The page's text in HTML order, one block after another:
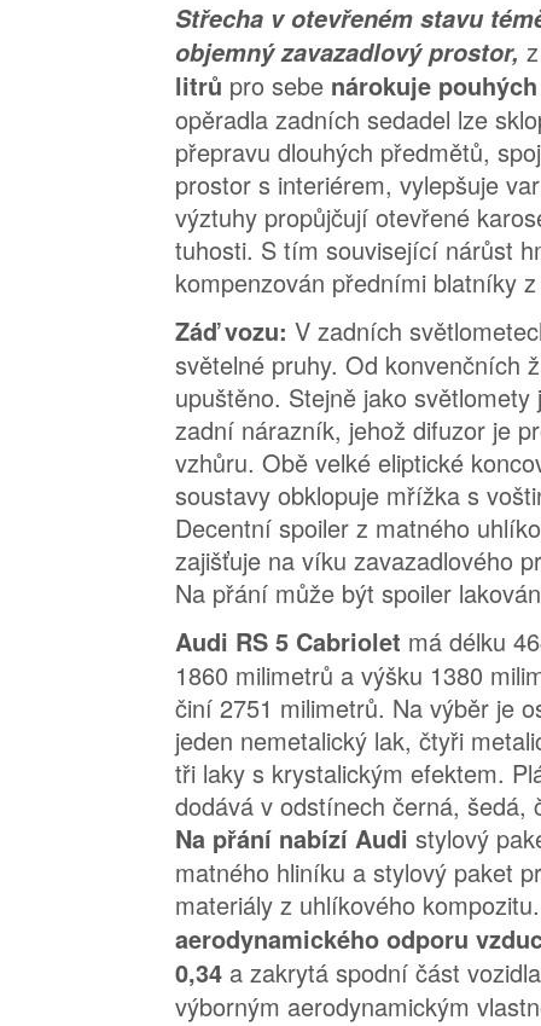
Střecha v otevřeném stavu
objemný zavazadlový prostor,
litrů pro sebe nárokuje
opěradla zadních sedadel lze
přepravu dlouhých předmětů,
prostor s interiérem, vylepšuje
výztuhy propůjčují otevřené
tuhosti. S tím související nárůst
kompenzován předními blatníky
Záď vozu: V zadních
světelné pruhy. Od konvenčních
upuštěno. Stejně jako
zadní nárazník, jehož difuzor je
vzhůru. Obě velké eliptické
soustavy obklopuje mřížka s
Decentní spoiler z matného
zajišťuje na víku zavazadlového
Na přání může být spoiler
Audi RS 5 Cabriolet má délku
1860 milimetrů a výšku 1380
činí 2751 milimetrů. Na výběr je
jeden nemetalický lak, čtyři
tři laky s krystalickým efektem.
dodává v odstínech černá, šedá,
Na přání nabízí Audi stylový
matného hliníku a stylový paket
materiály z uhlíkového
aerodynamického odporu
0,34 a zakrytá spodní část
výborným aerodynamickým